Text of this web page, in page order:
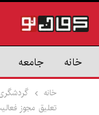
خانه جامعه
خانه
تعلیق مجوز